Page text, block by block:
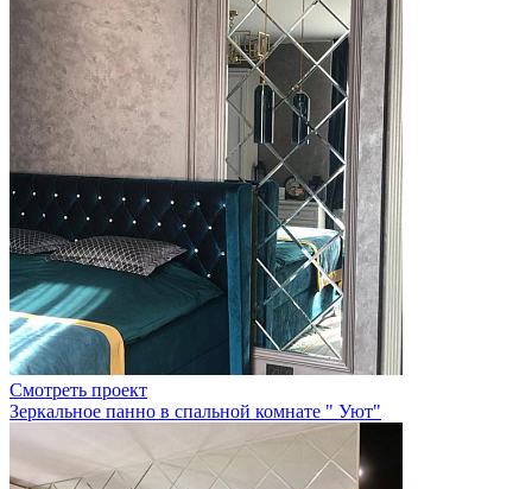
Смотреть проект
Зеркальное панно в спальной комнате " Уют"